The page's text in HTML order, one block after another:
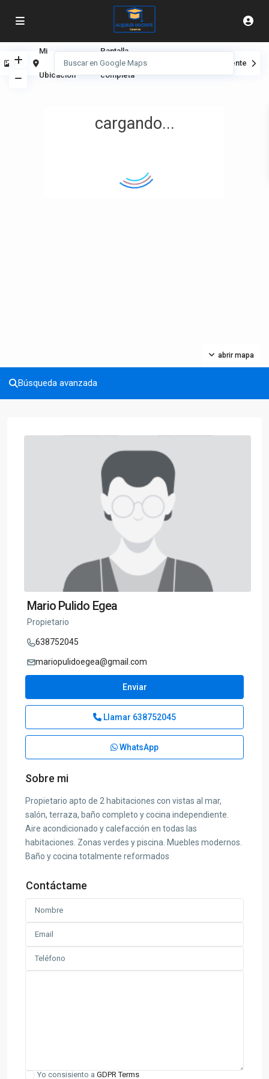
cargando...
abrir mapa
Ver
Mi
Ubicación
Pantalla
completa
Siguiente
Búsqueda avanzada
Mario Pulido Egea
Propietario
638752045
mariopulidoegea@gmail.com
Enviar
Llamar 638752045
WhatsApp
Sobre mi
Propietario apto de 2 habitaciones con vistas al mar,
salón, terraza, baño completo y cocina independiente.
Aire acondicionado y calefacción en todas las
habitaciones. Zonas verdes y piscina. Muebles modernos.
Baño y cocina totalmente reformados
Contáctame
Yo consisiento a GDPR Terms